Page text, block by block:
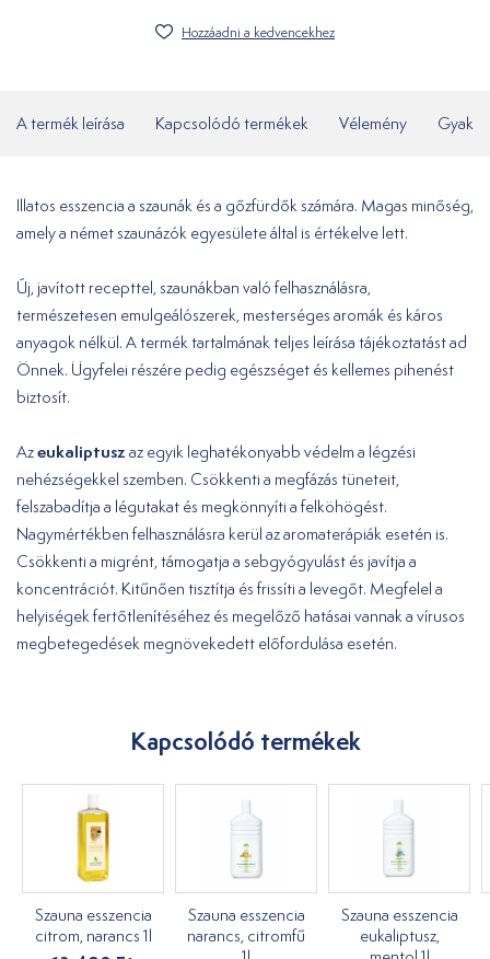
Hozzáadni a kedvencekhez
A termék leírása Kapcsolódó termékek Vélemény
Illatos esszencia a szaunák és a gőzfürdők számára. Magas minőség,
amely a német szaunázók egyesülete által is értékelve lett.
Új, javított recepttel, szaunákban való felhasználásra,
természetesen emulgeálószerek, mesterséges aromák és káros
anyagok nélkül. A termék tartalmának teljes leírása tájékoztatást ad
Önnek. Ügyfelei részére pedig egészséget és kellemes pihenést
biztosít.
Azeukaliptusz az egyik leghatékonyabb védelm a légzési
nehézségekkel szemben. Csökkenti a megfázás tüneteit,
felszabadítja a légutakat és megkönnyíti a felköhögést.
Nagymértékben felhasználásra kerül az aromaterápiák esetén is.
Csökkenti a migrént, támogatja a sebgyógyulást és javítja a
koncentrációt. Kitűnően tisztítja és frissíti a levegőt. Megfelel a
helyiségek fertőtlenítéséhez és megelőző hatásai vannak a vírusos
megbetegedések megnövekedett előfordulása esetén.
Kapcsolódó termékek
Szauna esszencia
citrom, narancs 1l
Szauna esszencia
narancs, citromfű
Szauna esszencia
eukaliptusz,